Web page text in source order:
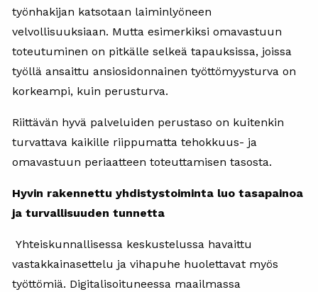
työnhakijan katsotaan laiminlyöneen
velvollisuuksiaan. Mutta esimerkiksi omavastuun
toteutuminen on pitkälle selkeä tapauksissa, joissa
työllä ansaittu ansiosidonnainen työttömyysturva on
korkeampi, kuin perusturva.
Riittävän hyvä palveluiden perustaso on kuitenkin
turvattava kaikille riippumatta tehokkuus- ja
omavastuun periaatteen toteuttamisen tasosta.
Hyvin rakennettu yhdistystoiminta luo tasapainoa
ja turvallisuuden tunnetta
Yhteiskunnallisessa keskustelussa havaittu
vastakkainasettelu ja vihapuhe huolettavat myös
työttömiä. Digitalisoituneessa maailmassa